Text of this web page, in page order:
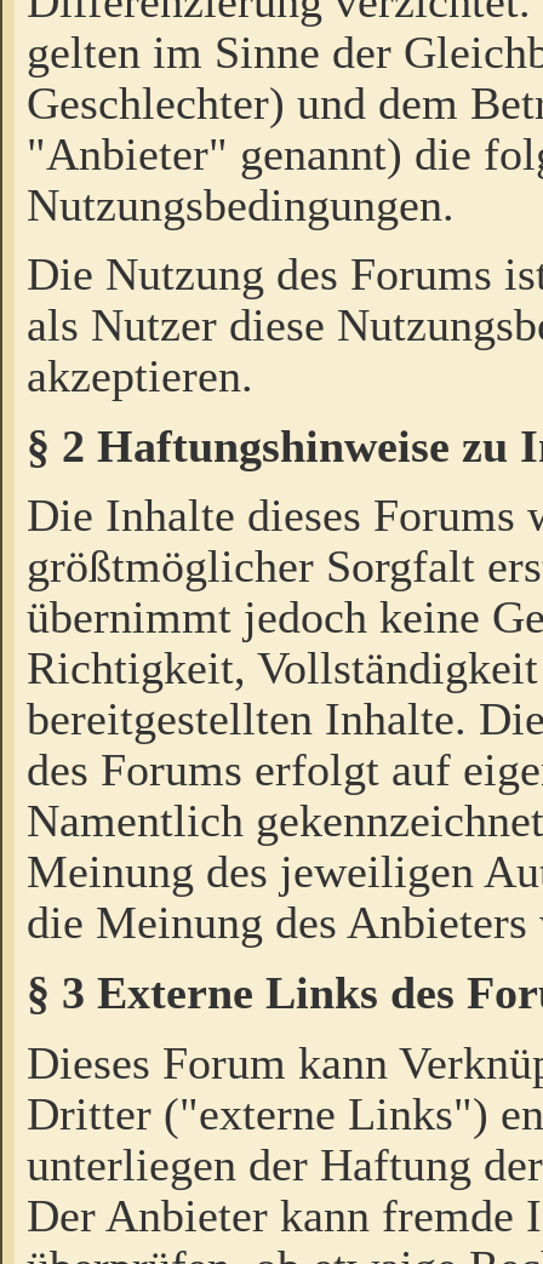
gelten im Sinne der
Geschlechter) und dem
"Anbieter" genannt) die
Nutzungsbedingungen.
Die Nutzung des Forums
als Nutzer diese
akzeptieren.
§ 2 Haftungshinweise zu
Die Inhalte dieses Forums
größtmöglicher Sorgfalt
übernimmt jedoch keine
Richtigkeit,
bereitgestellten Inhalte.
des Forums erfolgt auf
Namentlich
Meinung des jeweiligen
die Meinung des Anbieters
§ 3 Externe Links des
Dieses Forum kann
Dritter ("externe Links")
unterliegen der Haftung
Der Anbieter kann fremde